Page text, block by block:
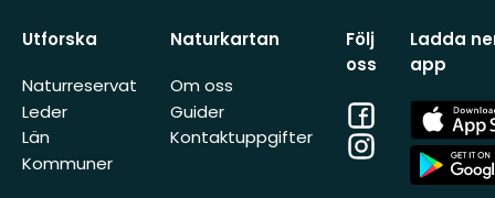
Utforska
Naturreservat
Leder
Län
Kommuner
Naturkartan
Om oss
Guider
Kontaktuppgifter
Följ
oss
Facebook
Instagram
Ladda
app
App
Store
App
Store